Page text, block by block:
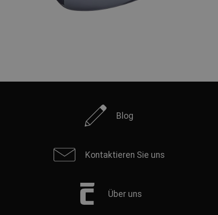
Blog
Kontaktieren Sie uns
Über uns